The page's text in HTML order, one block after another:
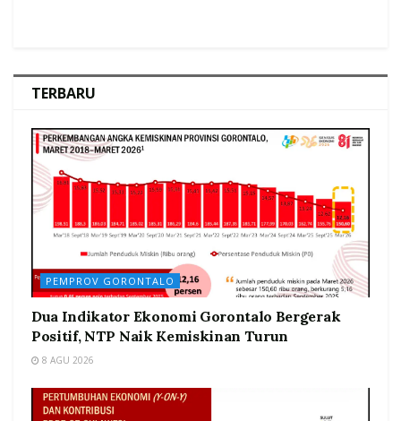
TERBARU
PEMPROV GORONTALO
Dua Indikator Ekonomi Gorontalo Bergerak
Positif, NTP Naik Kemiskinan Turun
8 AGU 2026